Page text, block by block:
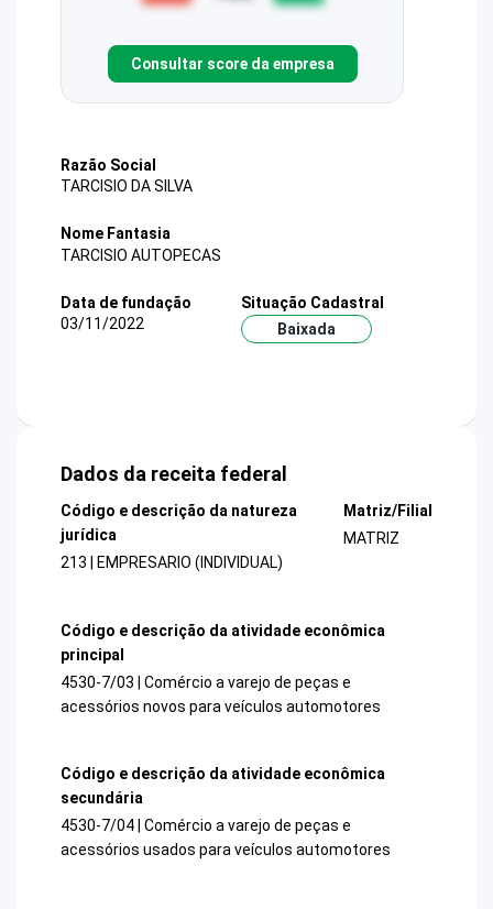
Consultar score da empresa
Razão Social
TARCISIO DA SILVA
Nome Fantasia
TARCISIO AUTOPECAS
Data de fundação
03/11/2022
Situação Cadastral
Baixada
Dados da receita federal
Código e descrição da natureza
jurídica
213 | EMPRESARIO (INDIVIDUAL)
Matriz/Filial
MATRIZ
Código e descrição da atividade econômica
principal
4530-7/03 | Comércio a varejo de peças e
acessórios novos para veículos automotores
Código e descrição da atividade econômica
secundária
4530-7/04 | Comércio a varejo de peças e
acessórios usados para veículos automotores